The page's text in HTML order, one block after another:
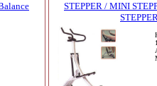
STEPPER / MINI